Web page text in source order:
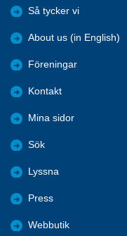
Så tycker vi
About us (in English)
Föreningar
Kontakt
Mina sidor
Sök
Lyssna
Press
Webbutik